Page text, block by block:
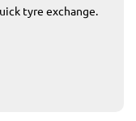
tyre exchange.